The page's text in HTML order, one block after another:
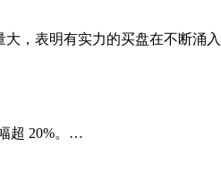
大，表明有实力的买盘在不断涌
超 20%。…